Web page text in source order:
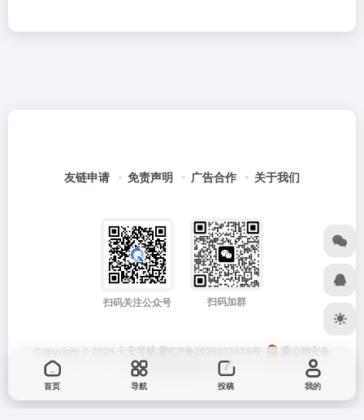
友链申请 免责声明 广告合作 关于我们
扫码关注公众号 扫码加群
Copyright © 2026 七安导航 蒙ICP备2025033835号
蒙公网安备
15012202000171号
首页 导航 投稿 我的